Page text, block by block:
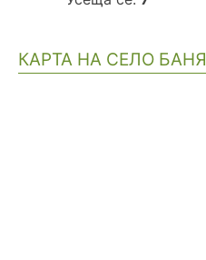
КАРТА НА СЕЛО БАНЯ